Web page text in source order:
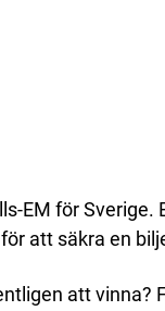
EM för Sverige.
att säkra en
att vinna?